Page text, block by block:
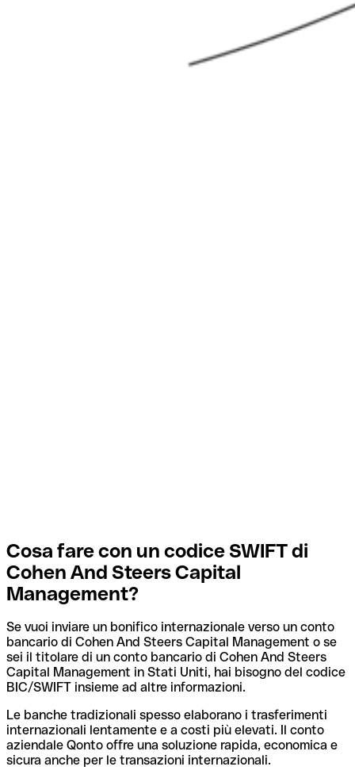
Cosa fare con un codice SWIFT di
Cohen And Steers Capital
Management?
Se vuoi inviare un bonifico internazionale verso un conto
bancario di Cohen And Steers Capital Management o se
sei il titolare di un conto bancario di Cohen And Steers
Capital Management in Stati Uniti, hai bisogno del codice
BIC/SWIFT insieme ad altre informazioni.
Le banche tradizionali spesso elaborano i trasferimenti
internazionali lentamente e a costi più elevati. Il conto
aziendale Qonto offre una soluzione rapida, economica e
sicura anche per le transazioni internazionali.